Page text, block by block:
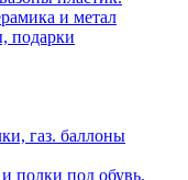
и метал
подарки
газ. баллоны
полки под обувь.